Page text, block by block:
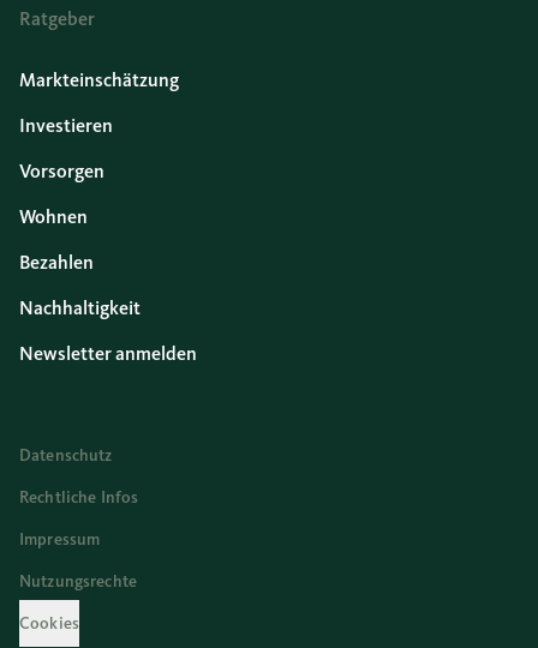
Ratgeber
Markteinschätzung
Investieren
Vorsorgen
Wohnen
Bezahlen
Nachhaltigkeit
Newsletter anmelden
Datenschutz
Rechtliche Infos
Impressum
Nutzungsrechte
Cookies